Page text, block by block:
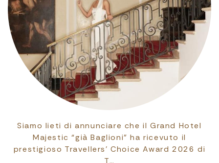
Siamo lieti di annunciare che il Grand Hotel
Majestic “già Baglioni” ha ricevuto il
prestigioso Travellers’ Choice Award 2026 di
T…